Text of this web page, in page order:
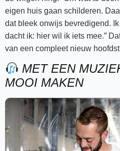
eigen huis gaan schilderen.
dat bleek onwijs bevredigend.
dacht ik: hier wil ik iets mee.”
van een compleet nieuw
MET EEN
MOOI MAKEN